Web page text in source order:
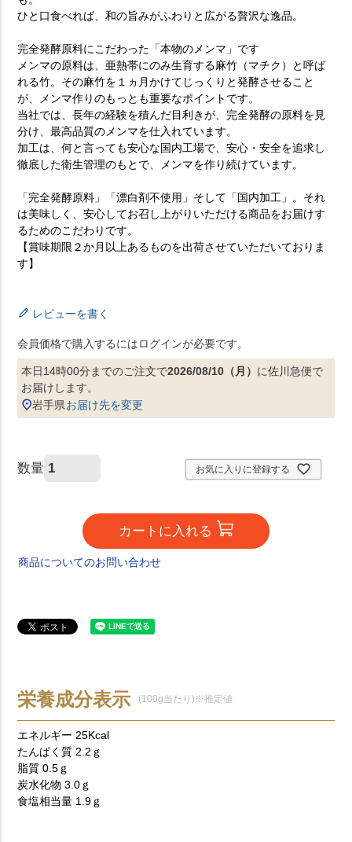
ひと口食べれば、和の旨みがふわりと広がる贅沢な逸品。
完全発酵原料にこだわった「本物のメンマ」です
メンマの原料は、亜熱帯にのみ生育する麻竹（マチク）と呼ば
れる竹。その麻竹を１ヵ月かけてじっくりと発酵させること
が、メンマ作りのもっとも重要なポイントです。
当社では、長年の経験を積んだ目利きが、完全発酵の原料を見
分け、最高品質のメンマを仕入れています。
加工は、何と言っても安心な国内工場で、安心・安全を追求し
徹底した衛生管理のもとで、メンマを作り続けています。
「完全発酵原料」「漂白剤不使用」そして「国内加工」。それ
は美味しく、安心してお召し上がりいただける商品をお届けす
るためのこだわりです。
【賞味期限２か月以上あるものを出荷させていただいておりま
す】
レビューを書く
会員価格で購入するにはログインが必要です。
本日14時00分までのご注文で2026/08/10（月） に佐川急便で
お届けします。
岩手県お届け先を変更
お気に入りに登録する
カートに入れる
商品についてのお問い合わせ
栄養成分表示 (100g当たり)※推定値
エネルギー 25Kcal
たんぱく質 2.2ｇ
脂質 0.5ｇ
炭水化物 3.0ｇ
食塩相当量 1.9ｇ